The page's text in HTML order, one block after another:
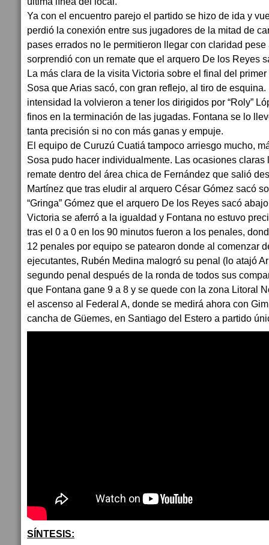
Ya con el encuentro parejo el partido se hizo de ida y
perdió la conexión entre sus jugadores de la mitad de
pases errados no le permitieron llegar con claridad
sorprendió con un remate que el arquero De los Reyes
La más clara de la visita Victoria sobre el final del
Sosa que Arias sacó, con gran reflejo, al tiro de
intensidad la volvieron a tener los dirigidos por “Roly”
finos en la terminación de las jugadas. Fontana se lo
tanta precisión si no con más ganas y empuje.
El equipo de Curuzú Cuatiá tampoco arriesgo mucho,
Sosa pudo hacer individualmente. Las ocasiones claras
remate dentro del área chica de Fernández que salió
Martínez que tras eludir al arquero César Gómez sacó
“Gringa” Gómez que el arquero De los Reyes sacó
Victoria se aferró a la igualdad y Fontana no estuvo
tras el 0 a 0 en los 90 minutos fueron a los penales,
12 penales por equipo se patearon donde al comenzar
ejecutantes, Rubén Medina malogró su penal (lo atajó
segundo penal después de la ronda de todos sus
que Fontana gane 9 a 8 y se quede con la zona Litoral
el ascenso al Federal A, donde se medirá ahora con
cancha de Güemes, en Santiago del Estero a partido
SÍNTESIS: